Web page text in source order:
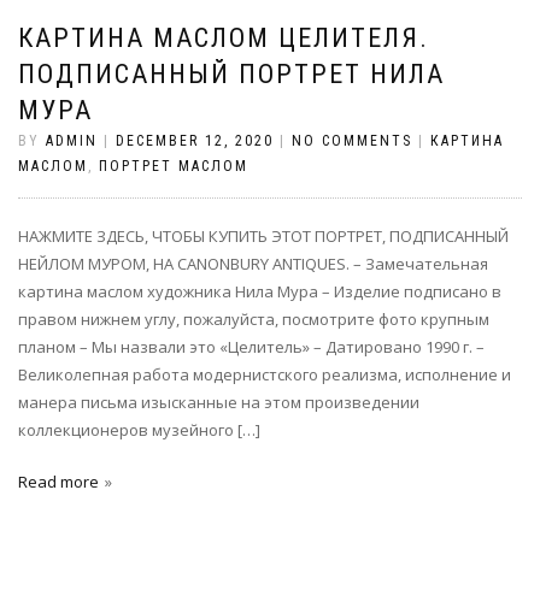
КАРТИНА МАСЛОМ ЦЕЛИТЕЛЯ.
ПОДПИСАННЫЙ ПОРТРЕТ НИЛА
МУРА
BY ADMIN DECEMBER 12, 2020 NO COMMENTS
КАРТИНА
МАСЛОМ , ПОРТРЕТ МАСЛОМ
НАЖМИТЕ ЗДЕСЬ, ЧТОБЫ КУПИТЬ ЭТОТ ПОРТРЕТ, ПОДПИСАННЫЙ
НЕЙЛОМ МУРОМ, НА CANONBURY ANTIQUES. – Замечательная
картина маслом художника Нила Мура – Изделие подписано в
правом нижнем углу, пожалуйста, посмотрите фото крупным
планом – Мы назвали это «Целитель» – Датировано 1990 г. –
Великолепная работа модернистского реализма, исполнение и
манера письма изысканные на этом произведении
коллекционеров музейного […]
Read more